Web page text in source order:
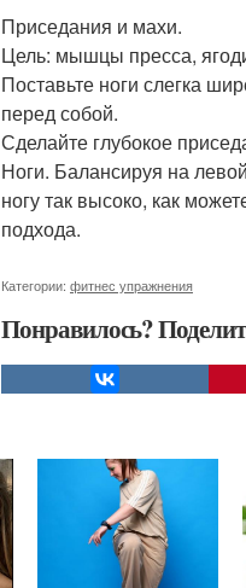
Приседания и махи.
Цель: мышцы пресса,
Поставьте ноги слегка
перед собой.
Сделайте глубокое
Ноги. Балансируя на
ногу так высоко, как
подхода.
Категории: фитнес упражнения
Понравилось?